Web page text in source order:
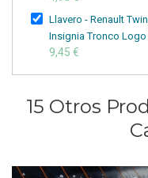
Llavero - Renault
Insignia Tronco Logo
9,45 €
15 Otros